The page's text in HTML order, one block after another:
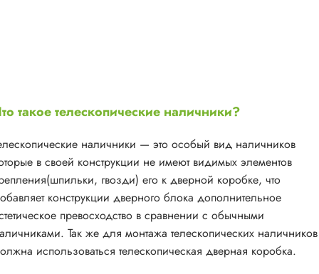
такое телескопические наличники?
наличники — это особый вид наличников
в своей конструкции не имеют видимых элементов
гвозди) его к дверной коробке, что
конструкции дверного блока дополнительное
превосходство в сравнении с обычными
Так же для монтажа телескопических наличников
использоваться телескопическая дверная коробка.